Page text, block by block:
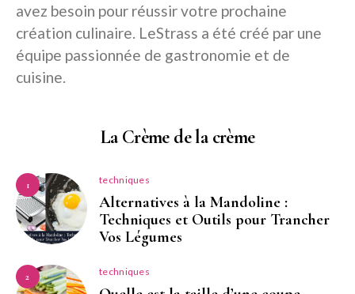
avez besoin pour réussir votre prochaine
création culinaire. LeStrass a été créé par une
équipe passionnée de gastronomie et de
cuisine.
La Crème de la crème
1 techniques
Alternatives à la Mandoline :
Techniques et Outils pour Trancher
Vos Légumes
2 techniques